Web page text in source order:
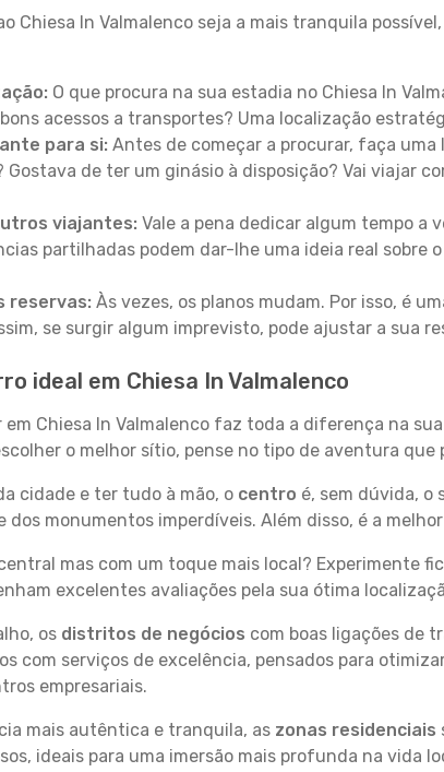
Chiesa In Valmalenco seja a mais tranquila
O que procura na sua estadia no Chiesa In
acessos a transportes? Uma localização
para si: Antes de começar a procurar, faça
Gostava de ter um ginásio à disposição? Vai viajar
viajantes: Vale a pena dedicar algum tempo a
partilhadas podem dar-lhe uma ideia real sobre
reservas: Às vezes, os planos mudam. Por isso, é
se surgir algum imprevisto, pode ajustar a sua
ideal em Chiesa In Valmalenco
em Chiesa In Valmalenco faz toda a diferença na
o melhor sítio, pense no tipo de aventura que
cidade e ter tudo à mão, o centro é, sem dúvida, o
dos monumentos imperdíveis. Além disso, é a
mas com um toque mais local? Experimente
excelentes avaliações pela sua ótima
os distritos de negócios com boas ligações de
com serviços de excelência, pensados para
empresariais.
mais autêntica e tranquila, as zonas residenciais
ideais para uma imersão mais profunda na vida